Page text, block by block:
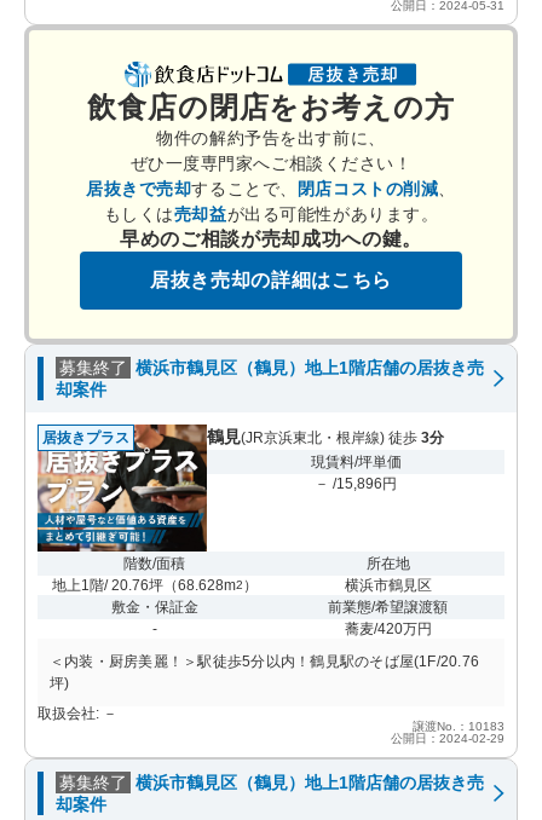
公開日：2024-05-31
飲食店の閉店をお考えの方
物件の解約予告を出す前に、
ぜひ一度専門家へご相談ください！
居抜きで売却することで、 閉店コストの削減
もしくは売却益が出る可能性があります。
早めのご相談が売却成功への鍵。
居抜き売却の詳細はこちら
募集終了 横浜市鶴見区（鶴見）地上1階店舗の居抜き売
却案件
居抜きプラス 鶴見(JR京浜東北・根岸線) 徒歩 3分
現賃料/坪単価
－ /15,896円
階数/面積
地上1階/ 20.76坪（68.628m2 ）
所在地
横浜市鶴見区
敷金・保証金
-
前業態/希望譲渡額
蕎麦/420万円
＜内装・厨房美麗！＞駅徒歩5分以内！鶴見駅のそば屋(1F/20.76
坪)
取扱会社: －
譲渡No.：10183
公開日：2024-02-29
募集終了 横浜市鶴見区（鶴見）地上1階店舗の居抜き売
却案件